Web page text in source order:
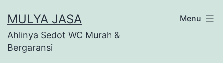
to
content
MULYA JASA
Ahlinya Sedot WC Murah &
Bergaransi
Menu